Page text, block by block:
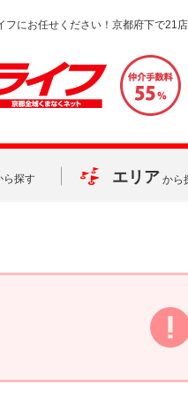
フにお任せください！京都府下で21
ら探す エリア から